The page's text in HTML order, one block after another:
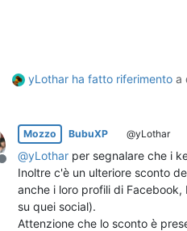
yLothar ha fatto riferimento a
Non in linea
Mozzo BubuXP @yLothar
@yLothar per segnalare che i
Inoltre c'è un ulteriore sconto
anche i loro profili di
su quei social).
Attenzione che lo sconto è